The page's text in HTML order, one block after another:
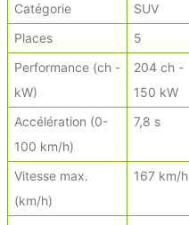
Catégorie
SUV
Places
5
Performance (ch -
kW)
204 ch -
150 kW
Accélération (0-
100 km/h)
7,8 s
Vitesse max.
(km/h)
167 km/h